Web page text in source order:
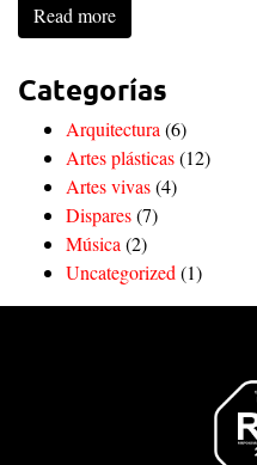
Read more
Categorías
Arquitectura (6)
Artes plásticas(12)
Artes vivas(4)
Dispares(7)
Música (2)
Uncategorized (1)